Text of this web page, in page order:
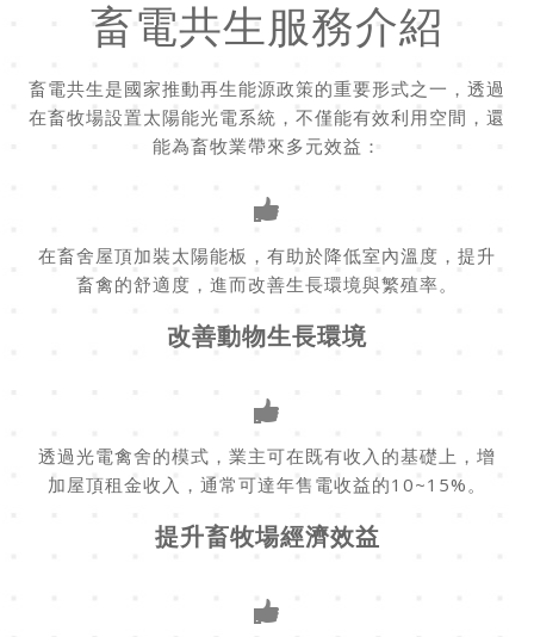
畜電共生服務介紹
畜電共生是國家推動再生能源政策的重要形式之一，透過
在畜牧場設置太陽能光電系統，不僅能有效利用空間，還
能為畜牧業帶來多元效益：
在畜舍屋頂加裝太陽能板，有助於降低室內溫度，提升
畜禽的舒適度，進而改善生長環境與繁殖率。
改善動物生長環境
透過光電禽舍的模式，業主可在既有收入的基礎上，增
加屋頂租金收入，通常可達年售電收益的10~15%。
提升畜牧場經濟效益